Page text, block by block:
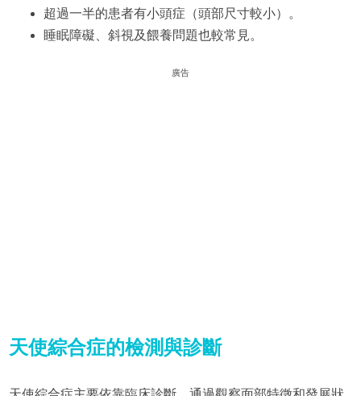
超過一半的患者有小頭症（頭部尺寸較小）。
睡眠障礙、斜視及餵養問題也較常見。
廣告
天使綜合症的檢測與診斷